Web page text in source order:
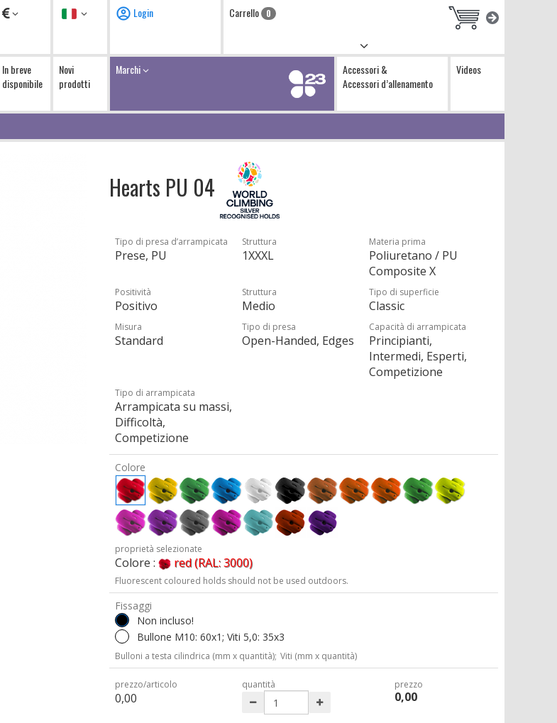
Valuta Lingua Login Carrello 0
In breve
disponibile
Novi
prodotti
Marchi
Accessori &
Accessori d’allenamento
Videos
Hearts PU 04
Tipo di presa d’arrampicata
Prese, PU
Struttura
1XXXL
Materia prima
Poliuretano / PU
Composite X
Positività
Positivo
Struttura
Medio
Tipo di superficie
Classic
Misura
Standard
Tipo di presa
Open-Handed, Edges
Capacità di arrampicata
Principianti,
Intermedi, Esperti,
Competizione
Tipo di arrampicata
Arrampicata su massi,
Difficoltà,
Competizione
Colore
proprietà selezionate
Colore : red (RAL: 3000)
Fluorescent coloured holds should not be used outdoors.
Fissaggi
Non incluso!
Bullone M10: 60x1; Viti 5,0: 35x3
Bulloni a testa cilindrica (mm x quantità); Viti (mm x quantità)
prezzo/articolo
0,00
quantità prezzo
0,00